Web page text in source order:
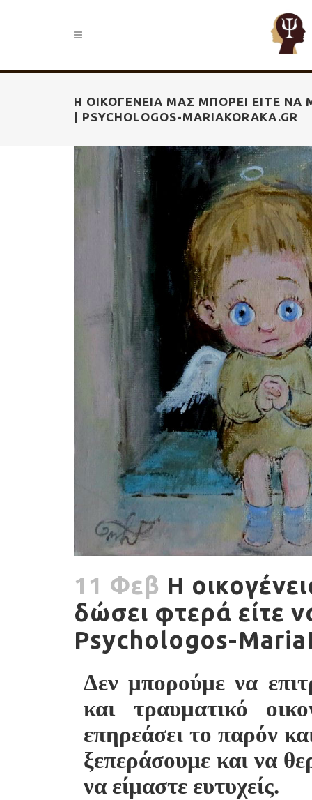
Η ΟΙΚΟΓΈΝΕΙΆ ΜΑΣ ΜΠΟΡΕΊ ΕΊΤΕ
| PSYCHOLOGOS-MARIAKORAKA.GR
11 Φεβ Η
δώσει φτερά είτε
Psychologos-
Δεν μπορούμε να
και τραυματικό
επηρεάσει το παρόν
ξεπεράσουμε και να
να είμαστε ευτυχείς.